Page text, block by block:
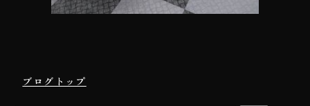
ブログトップ